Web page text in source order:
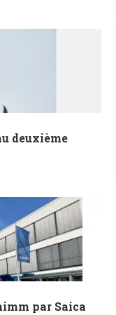
deuxième
par Saica